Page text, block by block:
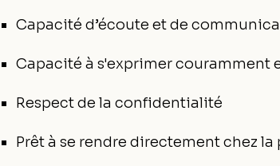
Capacité d’écoute et de
Capacité à s'exprimer couramment
Respect de la confidentialité
Prêt à se rendre directement chez la